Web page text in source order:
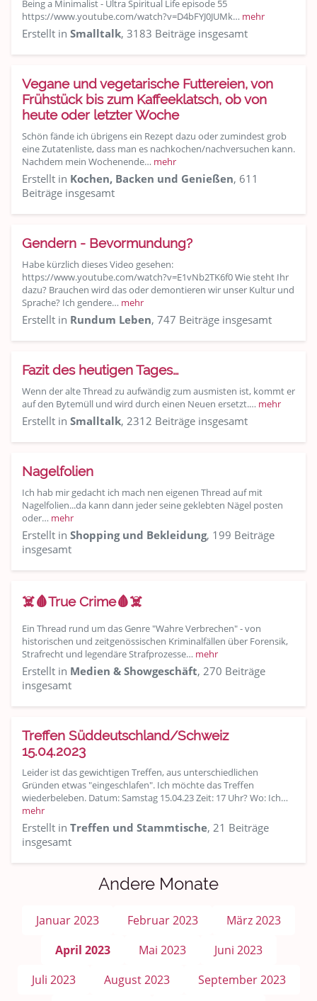
Being a Minimalist - Ultra Spiritual Life episode 55
https://www.youtube.com/watch?v=D4bFYJ0JUMk… mehr
Erstellt in Smalltalk, 3183 Beiträge insgesamt
Vegane und vegetarische Futtereien, von
Frühstück bis zum Kaffeeklatsch, ob von
heute oder letzter Woche
Schön fände ich übrigens ein Rezept dazu oder zumindest grob
eine Zutatenliste, dass man es nachkochen/nachversuchen kann.
Nachdem mein Wochenende… mehr
Erstellt in Kochen, Backen und Genießen, 611
Beiträge insgesamt
Gendern - Bevormundung?
Habe kürzlich dieses Video gesehen:
https://www.youtube.com/watch?v=E1vNb2TK6f0 Wie steht Ihr
dazu? Brauchen wird das oder demontieren wir unser Kultur und
Sprache? Ich gendere… mehr
Erstellt in Rundum Leben, 747 Beiträge insgesamt
Fazit des heutigen Tages…
Wenn der alte Thread zu aufwändig zum ausmisten ist, kommt er
auf den Bytemüll und wird durch einen Neuen ersetzt.… mehr
Erstellt in Smalltalk, 2312 Beiträge insgesamt
Nagelfolien
Ich hab mir gedacht ich mach nen eigenen Thread auf mit
Nagelfolien...da kann dann jeder seine geklebten Nägel posten
oder… mehr
Erstellt in Shopping und Bekleidung, 199 Beiträge
insgesamt
☠️🩸True Crime🩸☠️
Ein Thread rund um das Genre "Wahre Verbrechen" - von
historischen und zeitgenössischen Kriminalfällen über Forensik,
Strafrecht und legendäre Strafprozesse… mehr
Erstellt in Medien & Showgeschäft, 270 Beiträge
insgesamt
Treffen Süddeutschland/Schweiz
15.04.2023
Leider ist das gewichtigen Treffen, aus unterschiedlichen
Gründen etwas "eingeschlafen". Ich möchte das Treffen
wiederbeleben. Datum: Samstag 15.04.23 Zeit: 17 Uhr? Wo: Ich…
mehr
Erstellt in Treffen und Stammtische, 21 Beiträge
insgesamt
Andere Monate
Januar 2023 Februar 2023
März 2023
April 2023
Mai 2023
Juni 2023
Juli 2023
August 2023
September 2023